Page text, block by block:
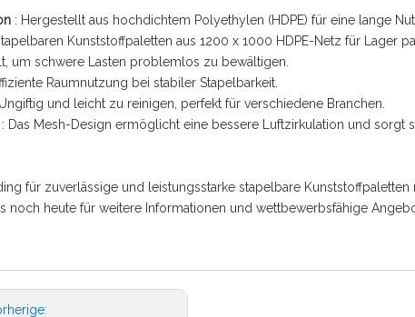
: Hergestellt aus hochdichtem Polyethylen (HDPE) für eine lange
Kunststoffpaletten aus 1200 x 1000 HDPE-Netz für Lager
um schwere Lasten problemlos zu bewältigen.
Raumnutzung bei stabiler Stapelbarkeit.
und leicht zu reinigen, perfekt für verschiedene Branchen.
: Das Mesh-Design ermöglicht eine bessere Luftzirkulation und sorgt
für zuverlässige und leistungsstarke stapelbare Kunststoffpaletten
noch heute für weitere Informationen und wettbewerbsfähige